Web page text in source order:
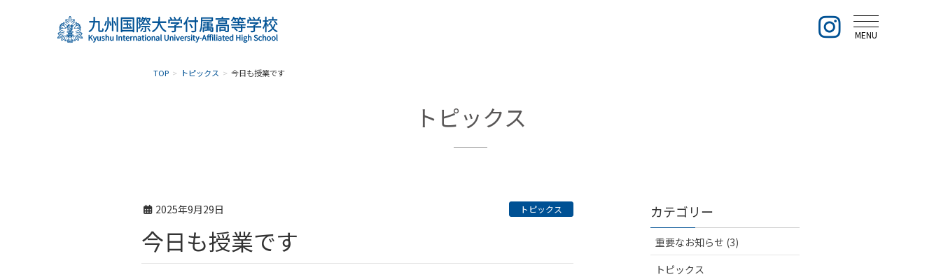
MENU
TOP トピックス 今日も授業です
トピックス
2025年9月29日 トピックス
今日も授業です
カテゴリー
重要なお知らせ (3)
トピックス